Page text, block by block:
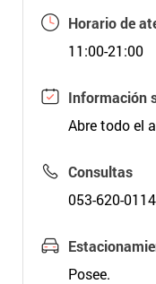
Horario de
11:00-21:00
Información
Abre todo el
Consultas
053-620-0114
Posee.